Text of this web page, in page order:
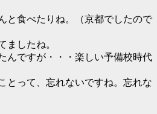
と食べたりね。（京都でしたので
ましたね。
んですが・・・楽しい予備校時代
とって、忘れないですね。忘れな